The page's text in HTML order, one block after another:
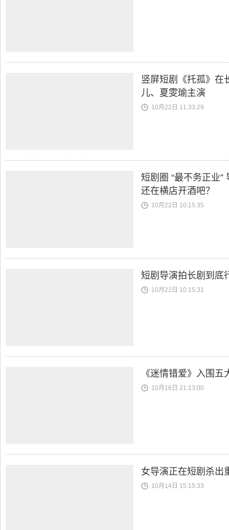
竖屏短剧《托孤》在
儿、夏雯瑜主演
10月22日 11:33:29
短剧圈 “最不务正业
还在横店开酒吧？
10月22日 10:15:35
短剧导演拍长剧到底
10月22日 10:15:31
《迷情错爱》入围
10月16日 21:13:00
女导演正在短剧杀出
10月14日 15:15:33